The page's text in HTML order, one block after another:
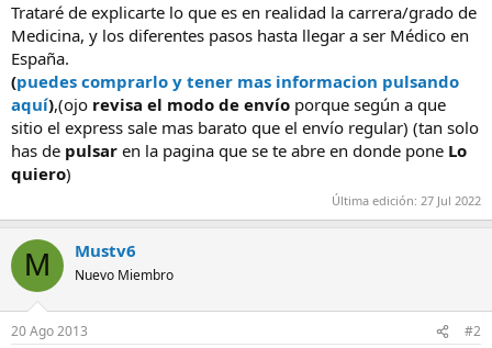
Trataré de explicarte lo que es en realidad la carrera/grado de
Medicina, y los diferentes pasos hasta llegar a ser Médico en
España.
(puedes comprarlo y tener mas informacion pulsando
aquí),(ojo revisa el modo de envío porque según a que
sitio el express sale mas barato que el envío regular) (tan solo
has de pulsar en la pagina que se te abre en donde pone Lo
quiero)
Última edición: 27 Jul 2022
M Mustv6
Nuevo Miembro
20 Ago 2013 #2